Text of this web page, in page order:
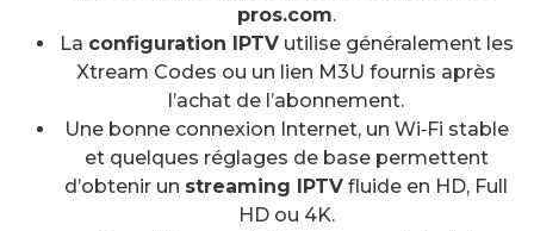
pros.com.
La configuration IPTVutilise généralement les
Xtream Codes ou un lien M3U fournis après
l’achat de l’abonnement.
Une bonne connexion Internet, un Wi‑Fi stable
et quelques réglages de base permettent
d’obtenir un streaming IPTV fluide en HD, Full
HD ou 4K.